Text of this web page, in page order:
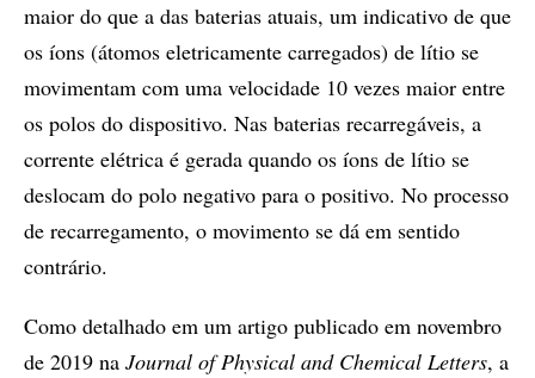
maior do que a das baterias atuais, um indicativo de que
os íons (átomos eletricamente carregados) de lítio se
movimentam com uma velocidade 10 vezes maior entre
os polos do dispositivo. Nas baterias recarregáveis, a
corrente elétrica é gerada quando os íons de lítio se
deslocam do polo negativo para o positivo. No processo
de recarregamento, o movimento se dá em sentido
contrário.
Como detalhado em um artigo publicado em novembro
de 2019 na Journal of Physical and Chemical Letters, a